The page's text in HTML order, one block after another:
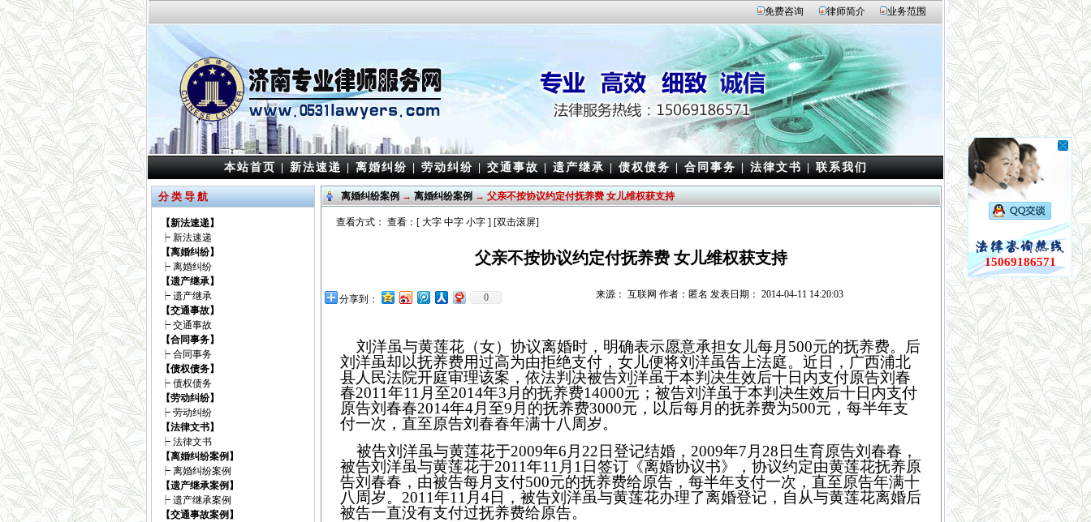
免费咨询 律师简介 业务范围
本站首页|新法速递|离婚纠纷|劳动纠纷|交通事故|遗产继承|债权债务|合同事务|法律文书|联系我们
分 类 导 航
【新法速递】
┝ 新法速递
【离婚纠纷】
┝ 离婚纠纷
【遗产继承】
┝ 遗产继承
【交通事故】
┝ 交通事故
【合同事务】
┝ 合同事务
【债权债务】
┝ 债权债务
【劳动纠纷】
┝ 劳动纠纷
【法律文书】
┝ 法律文书
【离婚纠纷案例】
┝ 离婚纠纷案例
【遗产继承案例】
┝ 遗产继承案例
【交通事故案例】
离婚纠纷案例→离婚纠纷案例→ 父亲不按协议约定付抚养费 女儿维权获支持
查看方式： 查看：[ 大字 中字 小字] [双击滚屏]
父亲不按协议约定付抚养费 女儿维权获支持
来源： 互联网 作者：匿名 发表日期： 2014-04-11 14:20:03
分享到： 0
刘洋虽与黄莲花（女）协议离婚时，明确表示愿意承担女儿每月500元的抚养费。后
刘洋虽却以抚养费用过高为由拒绝支付，女儿便将刘洋虽告上法庭。近日，广西浦北
县人民法院开庭审理该案，依法判决被告刘洋虽于本判决生效后十日内支付原告刘春
春2011年11月至2014年3月的抚养费14000元；被告刘洋虽于本判决生效后十日内支付
原告刘春春2014年4月至9月的抚养费3000元，以后每月的抚养费为500元，每半年支
付一次，直至原告刘春春年满十八周岁。
被告刘洋虽与黄莲花于2009年6月22日登记结婚，2009年7月28日生育原告刘春春，
被告刘洋虽与黄莲花于2011年11月1日签订《离婚协议书》，协议约定由黄莲花抚养原
告刘春春，由被告每月支付500元的抚养费给原告，每半年支付一次，直至原告年满十
八周岁。2011年11月4日，被告刘洋虽与黄莲花办理了离婚登记，自从与黄莲花离婚后
被告一直没有支付过抚养费给原告。
15069186571